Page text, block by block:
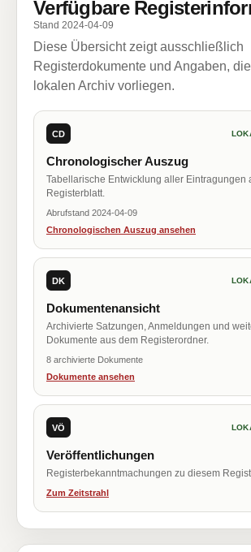
Verfügbare
Stand 2024-04-09
Diese Übersicht zeigt ausschließlich
Registerdokumente und Angaben,
lokalen Archiv vorliegen.
CD
Chronologischer Auszug
Tabellarische Entwicklung aller Eintragungen
Registerblatt.
Abrufstand 2024-04-09
Chronologischen Auszug ansehen
DK
Dokumentenansicht
Archivierte Satzungen, Anmeldungen und
Dokumente aus dem Registerordner.
8 archivierte Dokumente
Dokumente ansehen
VÖ
Veröffentlichungen
Registerbekanntmachungen zu diesem
Zum Zeitstrahl